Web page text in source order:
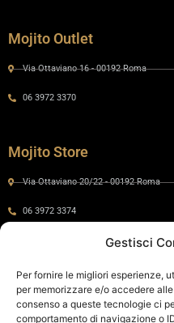
Gestisci
Per fornire le migliori esperienze,
per memorizzare e/o accedere
consenso a queste tecnologie ci
comportamento di navigazione o
Mojito Outlet
Via Ottaviano 16 - 00192 Roma
06 3972 3370
Mojito Store
Via Ottaviano 20/22 - 00192 Roma
06 3972 3374
Via Ottaviano 24 - 00192 Roma